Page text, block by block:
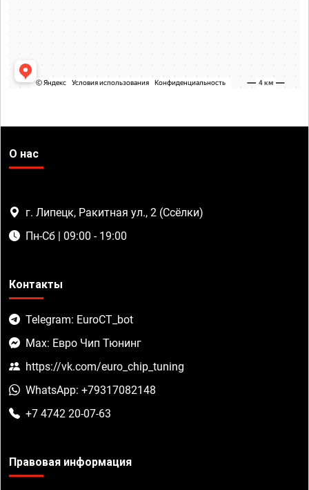
О нас
г. Липецк, Ракитная ул., 2 (Ссёлки)
Пн-Сб | 09:00 - 19:00
Контакты
Telegram: EuroCT_bot
Max: Евро Чип Тюнинг
https://vk.com/euro_chip_tuning
WhatsApp: +79317082148
+7 4742 20-07-63
Правовая информация